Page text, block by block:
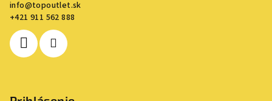
info@topoutlet.sk
+421 911 562 888